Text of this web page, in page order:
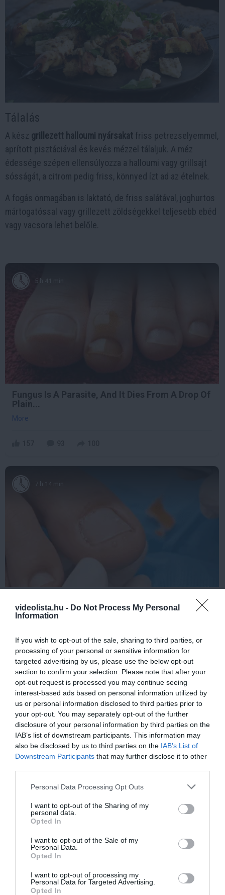
videolista.hu - Do Not Process My Personal
Information
If you wish to opt-out of the sale, sharing to third parties, or
processing of your personal or sensitive information for
targeted advertising by us, please use the below opt-out
section to confirm your selection. Please note that after your
opt-out request is processed you may continue seeing
interest-based ads based on personal information utilized by
us or personal information disclosed to third parties prior to
your opt-out. You may separately opt-out of the further
disclosure of your personal information by third parties on the
IAB’s list of downstream participants. This information may
also be disclosed by us to third parties on the IAB’s List of
Downstream Participants that may further disclose it to other
Please note that this website/app uses one or more Google
not limited to your visit or usage behaviour. You may click to
grant or deny consent to Google and its third-party tags to
use your data for below specified purposes in below Google
consent section.
Personal Data Processing Opt Outs
I want to opt-out of the Sharing of my
personal data.
Opted In
I want to opt-out of the Sale of my
Personal Data.
Opted In
I want to opt-out of processing my
Personal Data for Targeted Advertising.
Opted In
Tálalás
A kész grillezett halloumi nyársakat friss petrezselyemmel,
aprított pisztáciával és kevés mézzel tálaljuk. A méz
édessége szépen ellensúlyozza a halloumi vagy grillsajt
sósságát, a citrom pedig friss, könnyed ízt ad az ételnek.
A fogás önmagában is laktató, de friss salátával, joghurtos
mártogatóssal vagy grillezett zöldségekkel teljesebb ebéd
vagy vacsora lehet belőle.
5 h 41 min
Fungus Is A Parasite, And It Dies From A Drop Of
Plain...
More
7 h 14 min
Fungus Dries Up And Falls Off After The First
Use
191 54
3 h 20 min
This Simple Trick Removes All Parasites From
Your Body!
203 199
6 h 12 min